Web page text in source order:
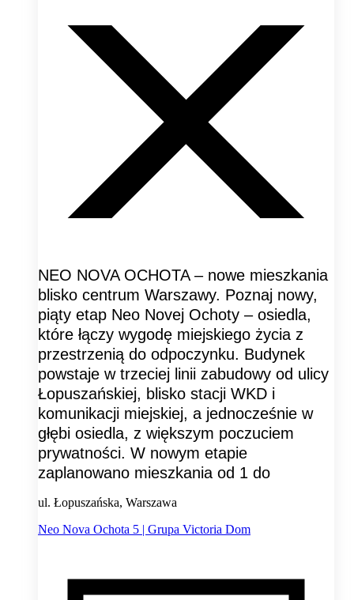
NEO NOVA OCHOTA – nowe mieszkania
blisko centrum Warszawy. Poznaj nowy,
piąty etap Neo Novej Ochoty – osiedla,
które łączy wygodę miejskiego życia z
przestrzenią do odpoczynku. Budynek
powstaje w trzeciej linii zabudowy od ulicy
Łopuszańskiej, blisko stacji WKD i
komunikacji miejskiej, a jednocześnie w
głębi osiedla, z większym poczuciem
prywatności. W nowym etapie
zaplanowano mieszkania od 1 do
ul. Łopuszańska, Warszawa
Neo Nova Ochota 5 | Grupa Victoria Dom